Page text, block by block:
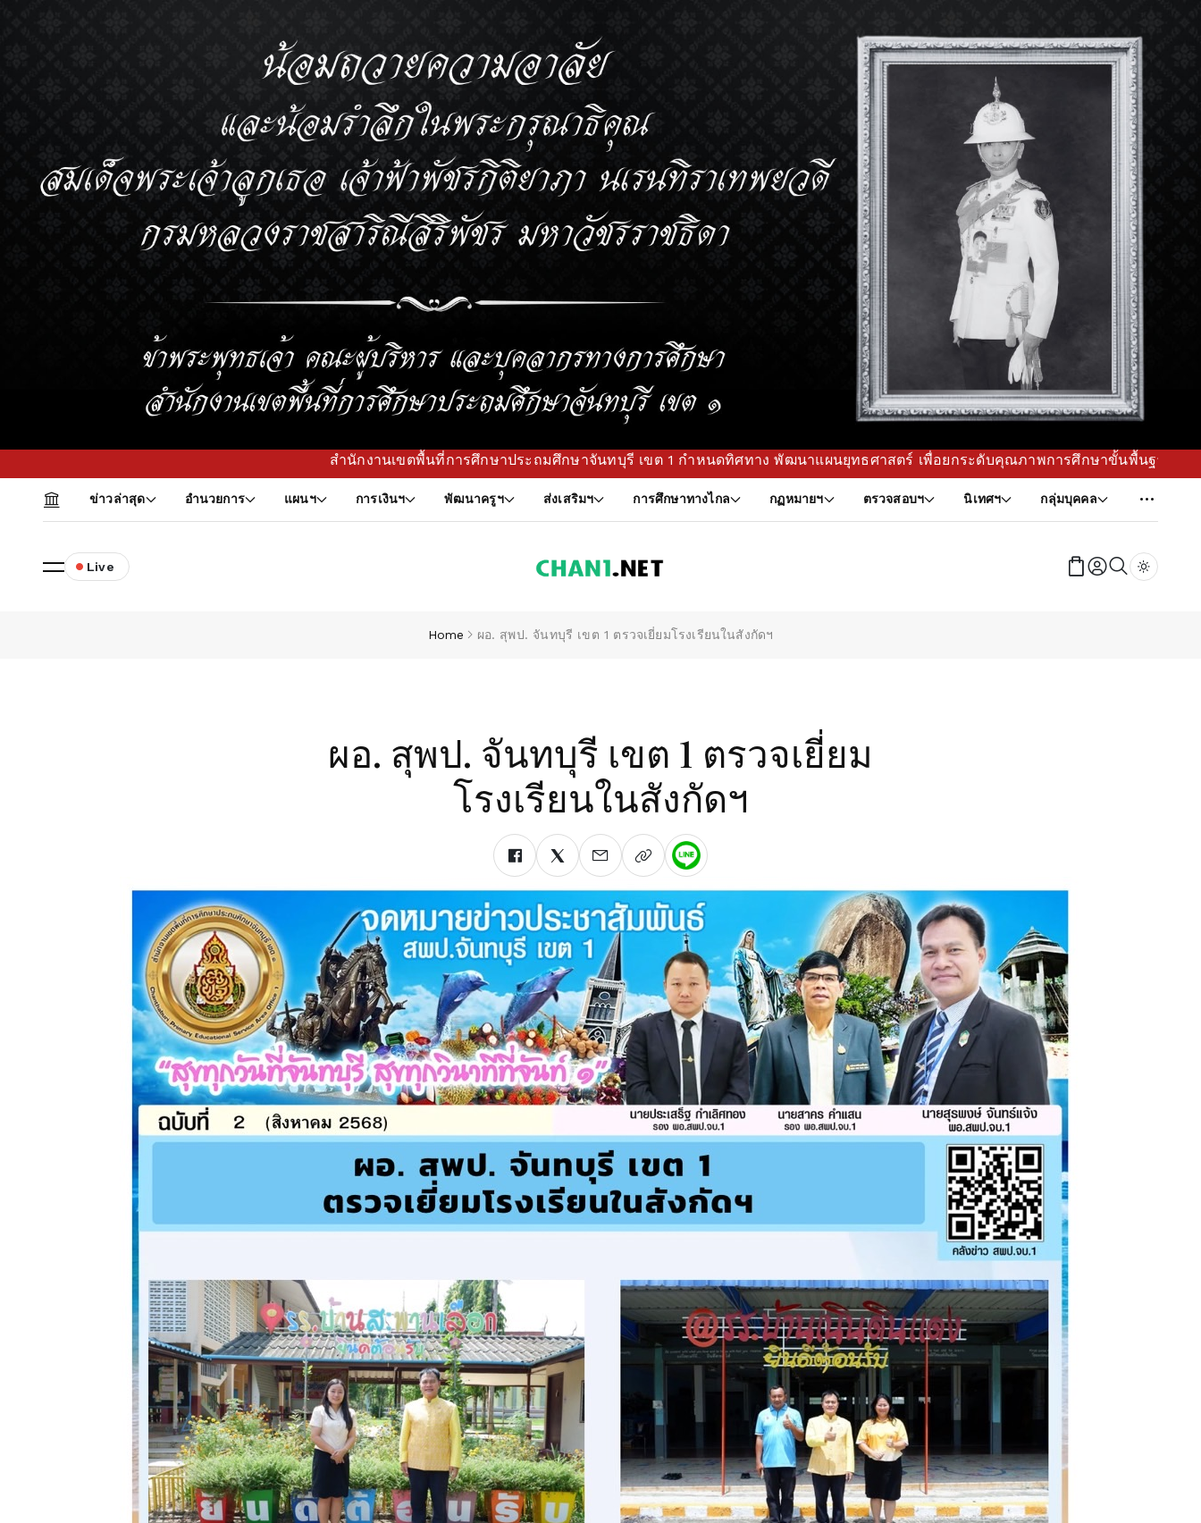
สำนักงานเขตพื้นที่การศึกษาประถมศึกษาจันทบุรี เขต 1 กำหนดทิศทาง พัฒนาแผนยุทธศาสตร์ เพื่อยกระดับคุณภาพการศึกษาขั้นพื้นฐานในพื้นที่ (ไม่ได้วางแผน
ข่าวล่าสุด อำนวยการ แผนฯ การเงินฯ พัฒนาครูฯ ส่งเสริมฯ การศึกษาทางไกล กฏหมายฯ ตรวจสอบฯ นิเทศฯ กลุ่มบุคคล
Live
Home ผอ. สุพป. จันทบุรี เขต 1 ตรวจเยี่ยมโรงเรียนในสังกัดฯ
ผอ. สุพป. จันทบุรี เขต 1 ตรวจเยี่ยม
โรงเรียนในสังกัดฯ